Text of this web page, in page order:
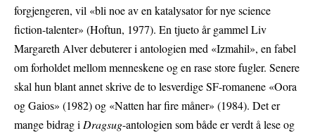
forgjengeren, vil «bli noe av en katalysator for nye science
fiction-talenter» (Hoftun, 1977). En tjueto år gammel Liv
Margareth Alver debuterer i antologien med «Izmahil», en fabel
om forholdet mellom menneskene og en rase store fugler. Senere
skal hun blant annet skrive de to lesverdige SF-romanene «Oora
og Gaios» (1982) og «Natten har fire måner» (1984). Det er
mange bidrag iDragsug-antologien som både er verdt å lese og